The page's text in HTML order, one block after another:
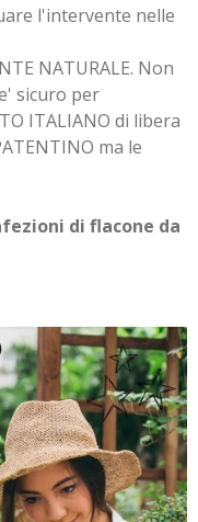
l'intervente nelle
NATURALE. Non
sicuro per
ITALIANO di libera
ma le
di flacone da